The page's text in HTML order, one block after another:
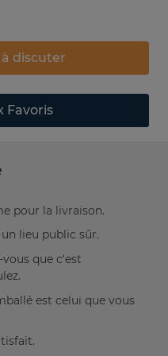
discuter
Favoris
pour la livraison.
lieu public sûr.
que c’est
est celui que vous